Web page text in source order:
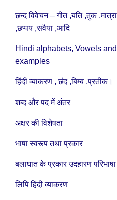
छन्द विवेचन – गीत ,यति ,तुक
,छप्पय ,सवैया ,आदि
Hindi alphabets, Vowels
examples
हिंदी व्याकरण , छंद ,बिम्ब ,प्रतीक।
शब्द और पद में अंतर
अक्षर की विशेषता
भाषा स्वरूप तथा प्रकार
बलाघात के प्रकार उदहारण
लिपि हिंदी व्याकरण